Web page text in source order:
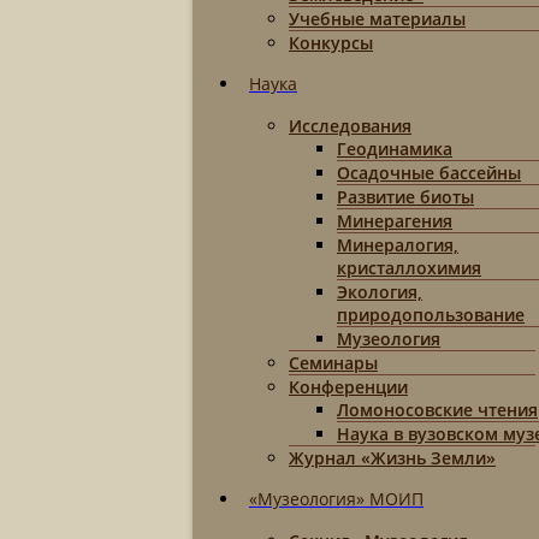
Учебные материалы
Конкурсы
Наука
Исследования
Геодинамика
Осадочные бассейны
Развитие биоты
Минерагения
Минералогия,
кристаллохимия
Экология,
природопользование
Музеология
Семинары
Конференции
Ломоносовские чтения
Наука в вузовском
Журнал «Жизнь Земли»
«Музеология» МОИП